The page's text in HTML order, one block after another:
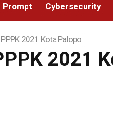
Prompt Cybersecurity
2021 Kota Palopo
2021